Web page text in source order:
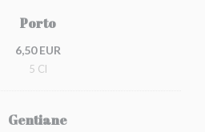
Porto
6,50 EUR
5 Cl
Gentiane